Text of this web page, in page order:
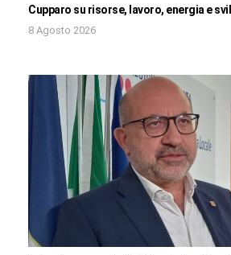
Cupparo su risorse, lavoro, energia e
8 Agosto 2026